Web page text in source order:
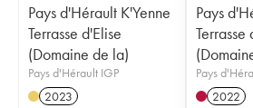
Pays d'Hérault K'Yenne
Terrasse d'Elise
(Domaine de la)
Pays d'Hérault IGP
2023
Pays
Terrasse
Pays
2022